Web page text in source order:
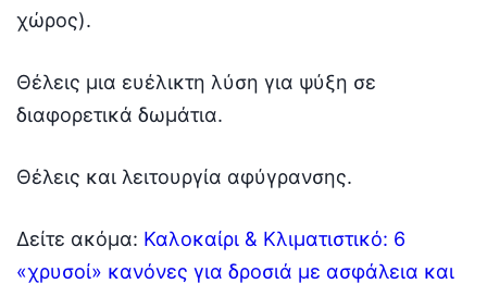
χώρος).
Θέλεις μια ευέλικτη λύση για ψύξη σε
διαφορετικά δωμάτια.
Θέλεις και λειτουργία αφύγρανσης.
Δείτε ακόμα: Καλοκαίρι & Κλιματιστικό: 6
«χρυσοί» κανόνες για δροσιά με ασφάλεια και